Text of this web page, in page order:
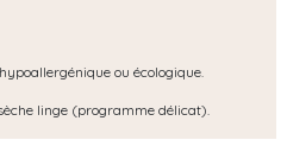
ou écologique.
linge (programme délicat).